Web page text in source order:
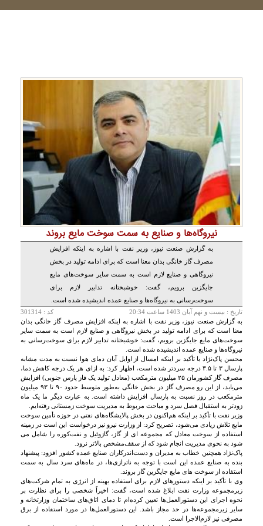
نیروگاه‌ها و صنایع به سمت سوخت‌ مایع بروند
به گزارش صنعت نیوز، وزیر نفت با اشاره به اینکه افزایش
مصرف گاز خانگی بدان معنا است که برای ادامه تولید در بخش
نیروگاهی و صنایع لازم است به سمت سایر سوخت‌های مایع
جایگزین برویم، گفت: خوشبختانه تدابیر لازم برای
سوخت‌رسانی به نیروگاه‌ها و صنایع عمده اندیشیده شده است.
تاريخ : بيست و نهم آبان 1403 ساعت 20:34
کد : 301314
به گزارش صنعت نیوز، وزیر نفت با اشاره به اینکه افزایش مصرف گاز خانگی بدان
معنا است که برای ادامه تولید در بخش نیروگاهی و صنایع لازم است به سمت سایر
سوخت‌های مایع جایگزین برویم، گفت: خوشبختانه تدابیر لازم برای سوخت‌رسانی به
نیروگاه‌ها و صنایع عمده اندیشیده شده است.
محسن پاک‌نژاد با تأکید بر اینکه امسال از اوایل آبان دمای هوا نسبت به مدت مشابه
پارسال ۳ تا ۳.۵ درجه سردتر شده است، اظهار کرد: به ازای هر یک درجه کاهش دما،
مصرف گاز کشورمان ۲۵ میلیون مترمکعب (معادل تولید یک فاز پارس جنوبی) افزایش
می‌یابد، از این رو مصرف گاز در بخش خانگی به‌طور متوسط حدود ۹۰ تا ۹۳ میلیون
مترمکعب در روز نسبت به پارسال افزایش داشته است. به عبارت دیگر ما یک ماه
زودتر به استقبال فصل سرد و مباحث مربوط به مدیریت سوخت زمستانی رفته‌ایم.
وزیر نفت با تأکید بر اینکه هم‌اکنون در بخش پالایشگاه‌های نفتی در حوزه تأمین سوخت
مایع تلاش زیادی می‌شود، تصریح کرد: از وزارت نیرو نیز درخواست این است در زمینه
استفاده از سوخت‌ معادل که مجموعه ای از گاز، گازوئیل و نفت‌کوره را شامل می
شود به نحوی مدیریت انجام شود که از سقف‌مشخص بالاتر نرود.
پاک‌نژاد همچنین خطاب به مدیران و دست‌اندرکاران صنایع عمده کشور افزود: پیشنهاد
بنده به صنایع عمده این است با توجه به ناترازی‌ها، در ماه‌های سرد سال به سمت
استفاده از سوخت های مایع جایگزین گاز بروند.
وی با تأکید بر اینکه دستورهای لازم برای استفاده بهینه از انرژی به تمام شرکت‌های
زیرمجموعه وزارت نفت ابلاغ شده است، گفت: اخیراً شخصی را برای نظارت بر
نحوه اجرای این دستورالعمل‌ها تعیین کرده‌ام تا دمای اتاق‌های ساختمان وزارتخانه و
سایر زیرمجموعه‌ها در حد مجاز باشد. این دستورالعمل‌ها در مورد استفاده از برق
مصرفی نیز لازم‌الاجرا است.